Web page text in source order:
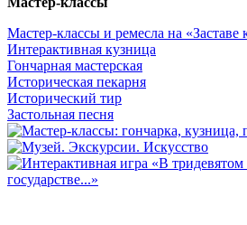
Мастер-классы и ремесла на «Заставе
Интерактивная кузница
Гончарная мастерская
Историческая пекарня
Исторический тир
Застольная песня